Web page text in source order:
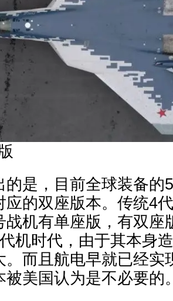
的是，目前全球装备的
应的双座版本。传统4
战机有单座版，有双座
机时代，由于其本身
。而且航电早就已经实
被美国认为是不必要的